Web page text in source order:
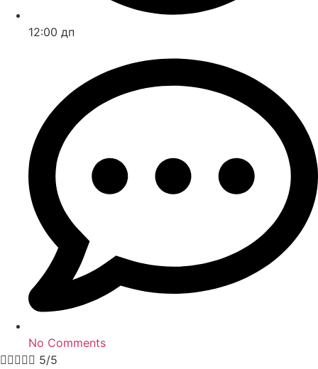
12:00 дп
No Comments
 5/5